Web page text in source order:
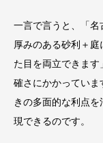
一言で言うと、「名
厚みのある砂利＋
た目を両立できま
確さにかかってい
きの多面的な利点
現できるのです。